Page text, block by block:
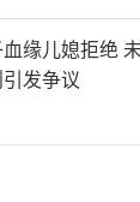
缘儿媳拒绝
发争议